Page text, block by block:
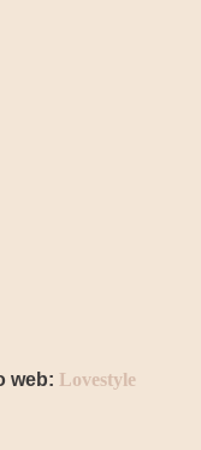
web: Lovestyle